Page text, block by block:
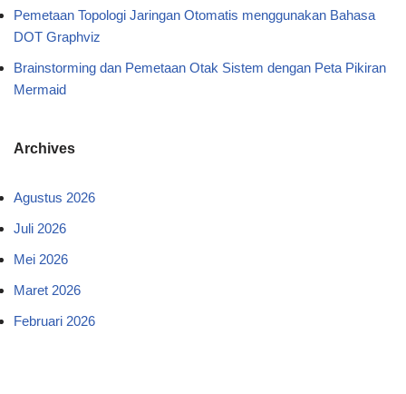
Pemetaan Topologi Jaringan Otomatis menggunakan Bahasa
DOT Graphviz
Brainstorming dan Pemetaan Otak Sistem dengan Peta Pikiran
Mermaid
Archives
Agustus 2026
Juli 2026
Mei 2026
Maret 2026
Februari 2026